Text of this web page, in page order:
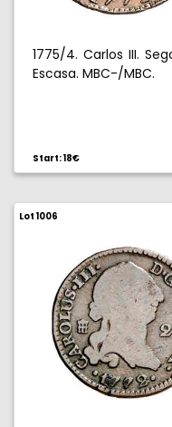
1775/4. Carlos III.
Escasa. MBC-/MBC.
Start: 18€
Lot 1006